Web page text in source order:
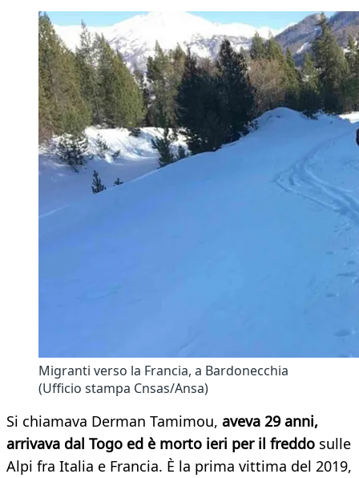
Migranti verso la Francia, a Bardonecchia
(Ufficio stampa Cnsas/Ansa)
Si chiamava Derman Tamimou, aveva 29 anni,
arrivava dal Togo ed è morto ieri per il freddo sulle
Alpi fra Italia e Francia. È la prima vittima del 2019,